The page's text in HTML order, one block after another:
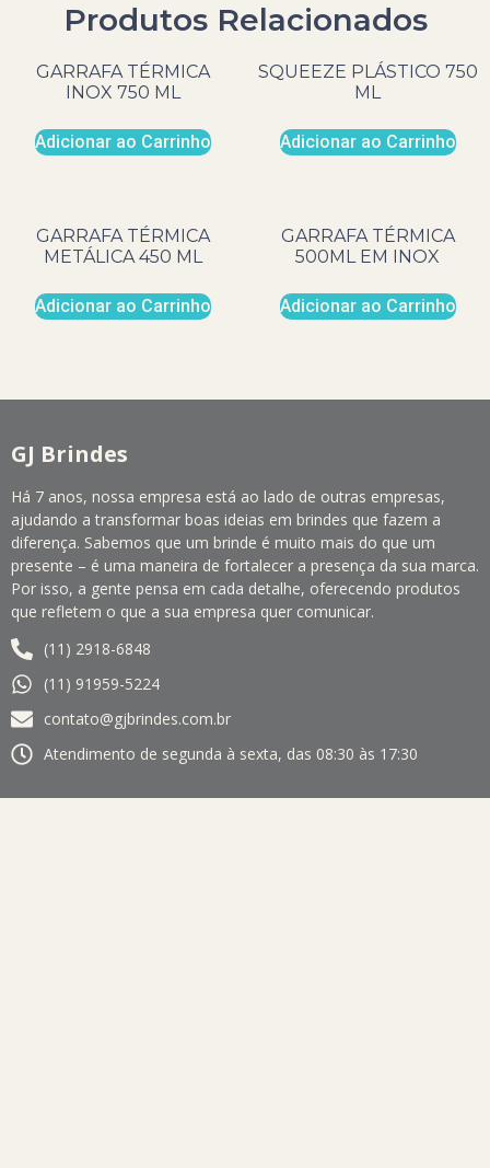
Produtos Relacionados
GARRAFA TÉRMICA
INOX 750 ML
Adicionar ao Carrinho
SQUEEZE PLÁSTICO 750
ML
Adicionar ao Carrinho
GARRAFA TÉRMICA
METÁLICA 450 ML
Adicionar ao Carrinho
GARRAFA TÉRMICA
500ML EM INOX
Adicionar ao Carrinho
GJ Brindes
Há 7 anos, nossa empresa está ao lado de outras empresas,
ajudando a transformar boas ideias em brindes que fazem a
diferença. Sabemos que um brinde é muito mais do que um
presente – é uma maneira de fortalecer a presença da sua marca.
Por isso, a gente pensa em cada detalhe, oferecendo produtos
que refletem o que a sua empresa quer comunicar.
(11) 2918-6848
(11) 91959-5224
contato@gjbrindes.com.br
Atendimento de segunda à sexta, das 08:30 às 17:30